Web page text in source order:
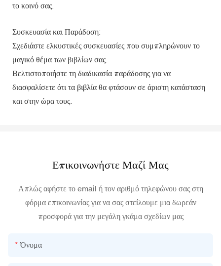
το κοινό σας.
Συσκευασία και Παράδοση:
Σχεδιάστε ελκυστικές συσκευασίες που συμπληρώνουν το
μαγικό θέμα των βιβλίων σας.
Βελτιστοποιήστε τη διαδικασία παράδοσης για να
διασφαλίσετε ότι τα βιβλία θα φτάσουν σε άριστη κατάσταση
και στην ώρα τους.
Επικοινωνήστε Μαζί Μας
Απλώς αφήστε το email ή τον αριθμό τηλεφώνου σας στη
φόρμα επικοινωνίας για να σας στείλουμε μια δωρεάν
προσφορά για την μεγάλη γκάμα σχεδίων μας
Όνομα